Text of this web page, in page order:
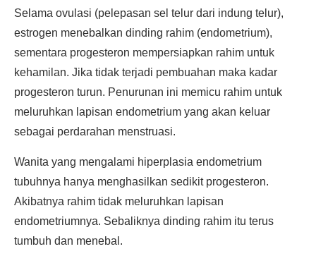
Selama ovulasi (pelepasan sel telur dari indung telur),
estrogen menebalkan dinding rahim (endometrium),
sementara progesteron mempersiapkan rahim untuk
kehamilan. Jika tidak terjadi pembuahan maka kadar
progesteron turun. Penurunan ini memicu rahim untuk
meluruhkan lapisan endometrium yang akan keluar
sebagai perdarahan menstruasi.
Wanita yang mengalami hiperplasia endometrium
tubuhnya hanya menghasilkan sedikit progesteron.
Akibatnya rahim tidak meluruhkan lapisan
endometriumnya. Sebaliknya dinding rahim itu terus
tumbuh dan menebal.